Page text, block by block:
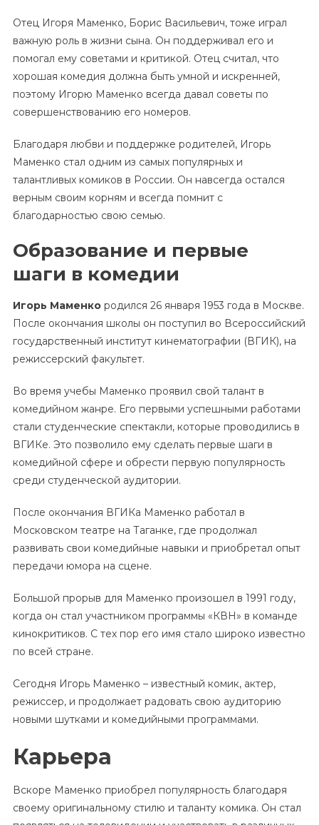
Отец Игоря Маменко, Борис Васильевич, тоже играл
важную роль в жизни сына. Он поддерживал его и
помогал ему советами и критикой. Отец считал, что
хорошая комедия должна быть умной и искренней,
поэтому Игорю Маменко всегда давал советы по
совершенствованию его номеров.
Благодаря любви и поддержке родителей, Игорь
Маменко стал одним из самых популярных и
талантливых комиков в России. Он навсегда остался
верным своим корням и всегда помнит с
благодарностью свою семью.
Образование и первые
шаги в комедии
Игорь Маменкородился 26 января 1953 года в Москве.
После окончания школы он поступил во Всероссийский
государственный институт кинематографии (ВГИК), на
режиссерский факультет.
Во время учебы Маменко проявил свой талант в
комедийном жанре. Его первыми успешными работами
стали студенческие спектакли, которые проводились в
ВГИКе. Это позволило ему сделать первые шаги в
комедийной сфере и обрести первую популярность
среди студенческой аудитории.
После окончания ВГИКа Маменко работал в
Московском театре на Таганке, где продолжал
развивать свои комедийные навыки и приобретал опыт
передачи юмора на сцене.
Большой прорыв для Маменко произошел в 1991 году,
когда он стал участником программы «КВН» в команде
кинокритиков. С тех пор его имя стало широко известно
по всей стране.
Сегодня Игорь Маменко – известный комик, актер,
режиссер, и продолжает радовать свою аудиторию
новыми шутками и комедийными программами.
Карьера
Вскоре Маменко приобрел популярность благодаря
своему оригинальному стилю и таланту комика. Он стал